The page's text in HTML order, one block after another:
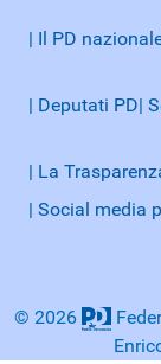
| Il PD
| Deputati PD|
| La
| Social media
© 2026